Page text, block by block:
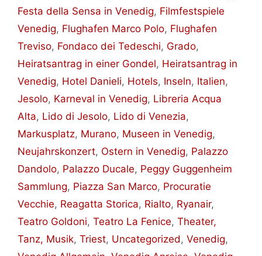
Festa della Sensa in Venedig, Filmfestspiele
Venedig, Flughafen Marco Polo, Flughafen
Treviso, Fondaco dei Tedeschi, Grado,
Heiratsantrag in einer Gondel, Heiratsantrag in
Venedig, Hotel Danieli, Hotels, Inseln, Italien,
Jesolo, Karneval in Venedig, Libreria Acqua
Alta, Lido di Jesolo, Lido di Venezia,
Markusplatz, Murano, Museen in Venedig,
Neujahrskonzert, Ostern in Venedig, Palazzo
Dandolo, Palazzo Ducale, Peggy Guggenheim
Sammlung, Piazza San Marco, Procuratie
Vecchie, Reagatta Storica, Rialto, Ryanair,
Teatro Goldoni, Teatro La Fenice, Theater,
Tanz, Musik, Triest, Uncategorized, Venedig,